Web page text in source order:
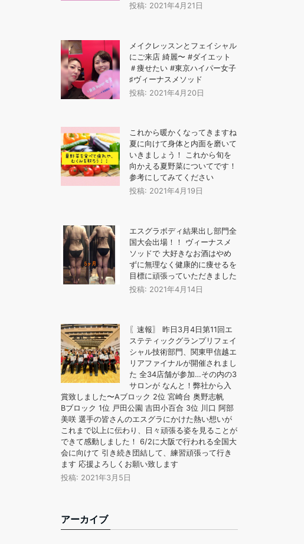
投稿: 2021年4月21日
メイクレッスンとフェイシャル
にご来店️ 綺麗〜 #ダイエット
＃痩せたい #東京ハイパー女子
♯ヴィーナスメソッド
投稿: 2021年4月20日
これから暖かくなってきますね
夏に向けて身体と内面を磨いて
いきましょう！️ これから旬を
向かえる夏野菜についてです！
参考にしてみてください
投稿: 2021年4月19日
エスグラボディ結果出し部門全
国大会出場！！ ヴィーナスメ
ソッドで 大好きなお酒はやめ
ずに無理なく健康的に痩せるを
目標に頑張っていただきました
投稿: 2021年4月14日
〖速報〗 昨日3月4日第11回エ
ステティックグランプリフェイ
シャル技術部門、関東甲信越エ
リアファイナルが開催されまし
た 全34店舗が参加…その内の3
サロンが なんと！弊社から入
賞致しました〜Aブロック 2位 宮崎台 奥野志帆
Bブロック 1位 戸田公園 吉田小百合 3位 川口 阿部
美咲 選手の皆さんのエスグラにかけた熱い想いが
これまで以上に伝わり、日々頑張る姿を見ることが
できて感動しました！ 6/2に大阪で行われる全国大
会に向けて 引き続き団結して、練習頑張って行き
ます 応援よろしくお願い致します
投稿: 2021年3月5日
アーカイブ